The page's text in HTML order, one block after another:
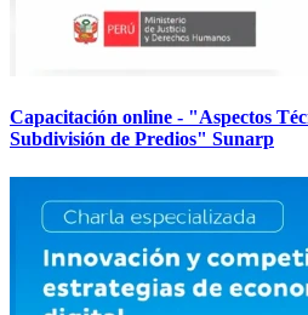
Capacitación online - "Aspectos
Subdivisión de Predios" Sunarp